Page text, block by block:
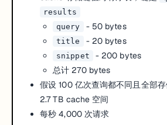
results
query
- 50 bytes
title - 20 bytes
snippet
- 200 bytes
总计 270 bytes
假设 100 亿次查询都不同且全部
2.7 TB cache 空间
每秒 4,000 次请求